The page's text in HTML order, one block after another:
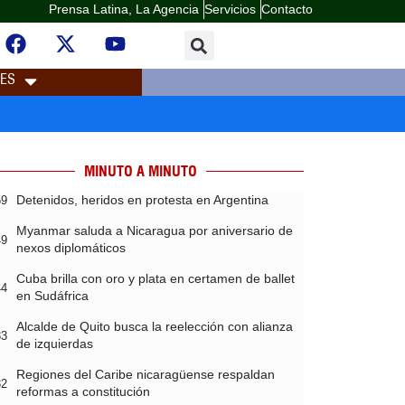
Prensa Latina, La Agencia Servicios Contacto
MINUTO A MINUTO
Detenidos, heridos en protesta en Argentina
Myanmar saluda a Nicaragua por aniversario de
nexos diplomáticos
Cuba brilla con oro y plata en certamen de ballet
en Sudáfrica
Alcalde de Quito busca la reelección con alianza
de izquierdas
Regiones del Caribe nicaragüense respaldan
reformas a constitución